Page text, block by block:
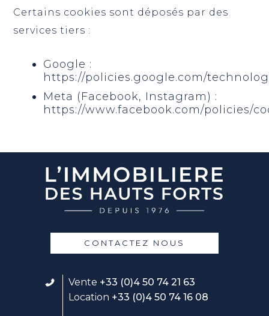
Certains cookies sont déposés par des
services tiers :
Google :
https://policies.google.com/
Meta (Facebook, Instagram) :
https://www.facebook.com/policies/
Vente +33 (0)4 50 74 21 63
Location +33 (0)4 50 74 16 08
CONTACTEZ NOUS